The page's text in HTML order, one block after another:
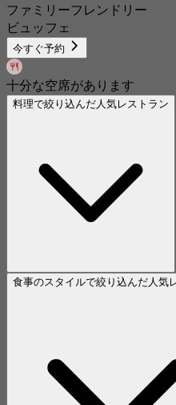
ファミリーフレンドリー
ビュッフェ
今すぐ予約
十分な空席があります
料理で絞り込んだ人気レストラン
食事のスタイルで絞り込んだ人気